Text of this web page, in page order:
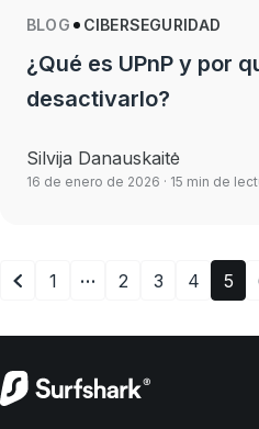
BLOG CIBERSEGURIDAD
¿Qué es UPnP y por
desactivarlo?
Silvija Danauskaitė
16 de enero de 2026 · 15 min de
1 … 2 3 4 5